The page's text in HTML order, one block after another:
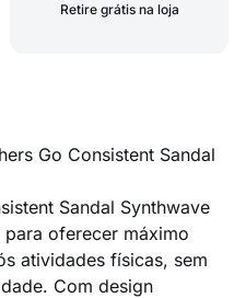
Retire grátis na loja
Go Consistent Sandal
Sandal Synthwave
oferecer máximo
atividades físicas, sem
Com design